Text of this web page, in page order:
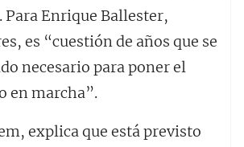
Enrique Ballester,
es “cuestión de años que se
necesario para poner el
en marcha”.
explica que está previsto